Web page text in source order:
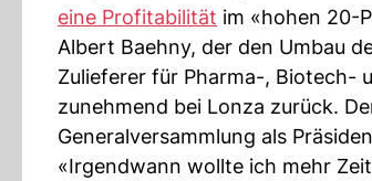
eine Profitabilität im «hohen 20-
Albert Baehny, der den Umbau
Zulieferer für Pharma-, Biotech-
zunehmend bei Lonza zurück.
Generalversammlung als
«Irgendwann wollte ich mehr